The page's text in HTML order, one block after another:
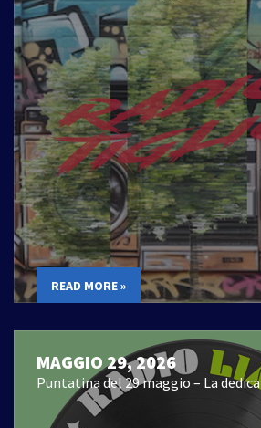
READ MORE »
MAGGIO 29, 2026
Puntatina del 29 maggio – La dedica